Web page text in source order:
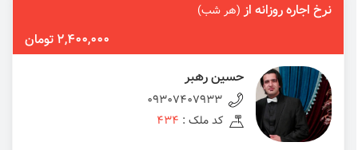
نرخ اجاره روزانه از(هر شب)
2,400,000 تومان
حسین رهبر
09307407933
کد ملک : 434